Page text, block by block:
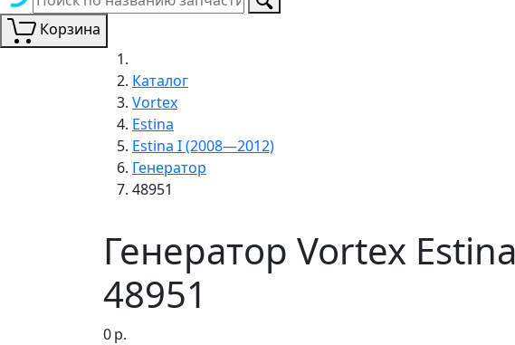
Корзина
Каталог
Vortex
Estina
Estina I (2008—2012)
Генератор
48951
Генератор Vortex
48951
0р.